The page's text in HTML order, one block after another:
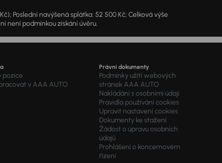
Poslední navýšená splátka: 52 500 Kč; Celková výše
není podmínkou získání úvěru.
pozice
v AAA AUTO
Právní dokumenty
Podmínky užití webových
stránek AAA AUTO
Nakládání s osobními údaji
Pravidla používání cookies
Upravit nastavení cookies
Dokumenty ke stažení
Žádost o úpravu osobních
údajů
Prohlášení o koncernovém
řízení